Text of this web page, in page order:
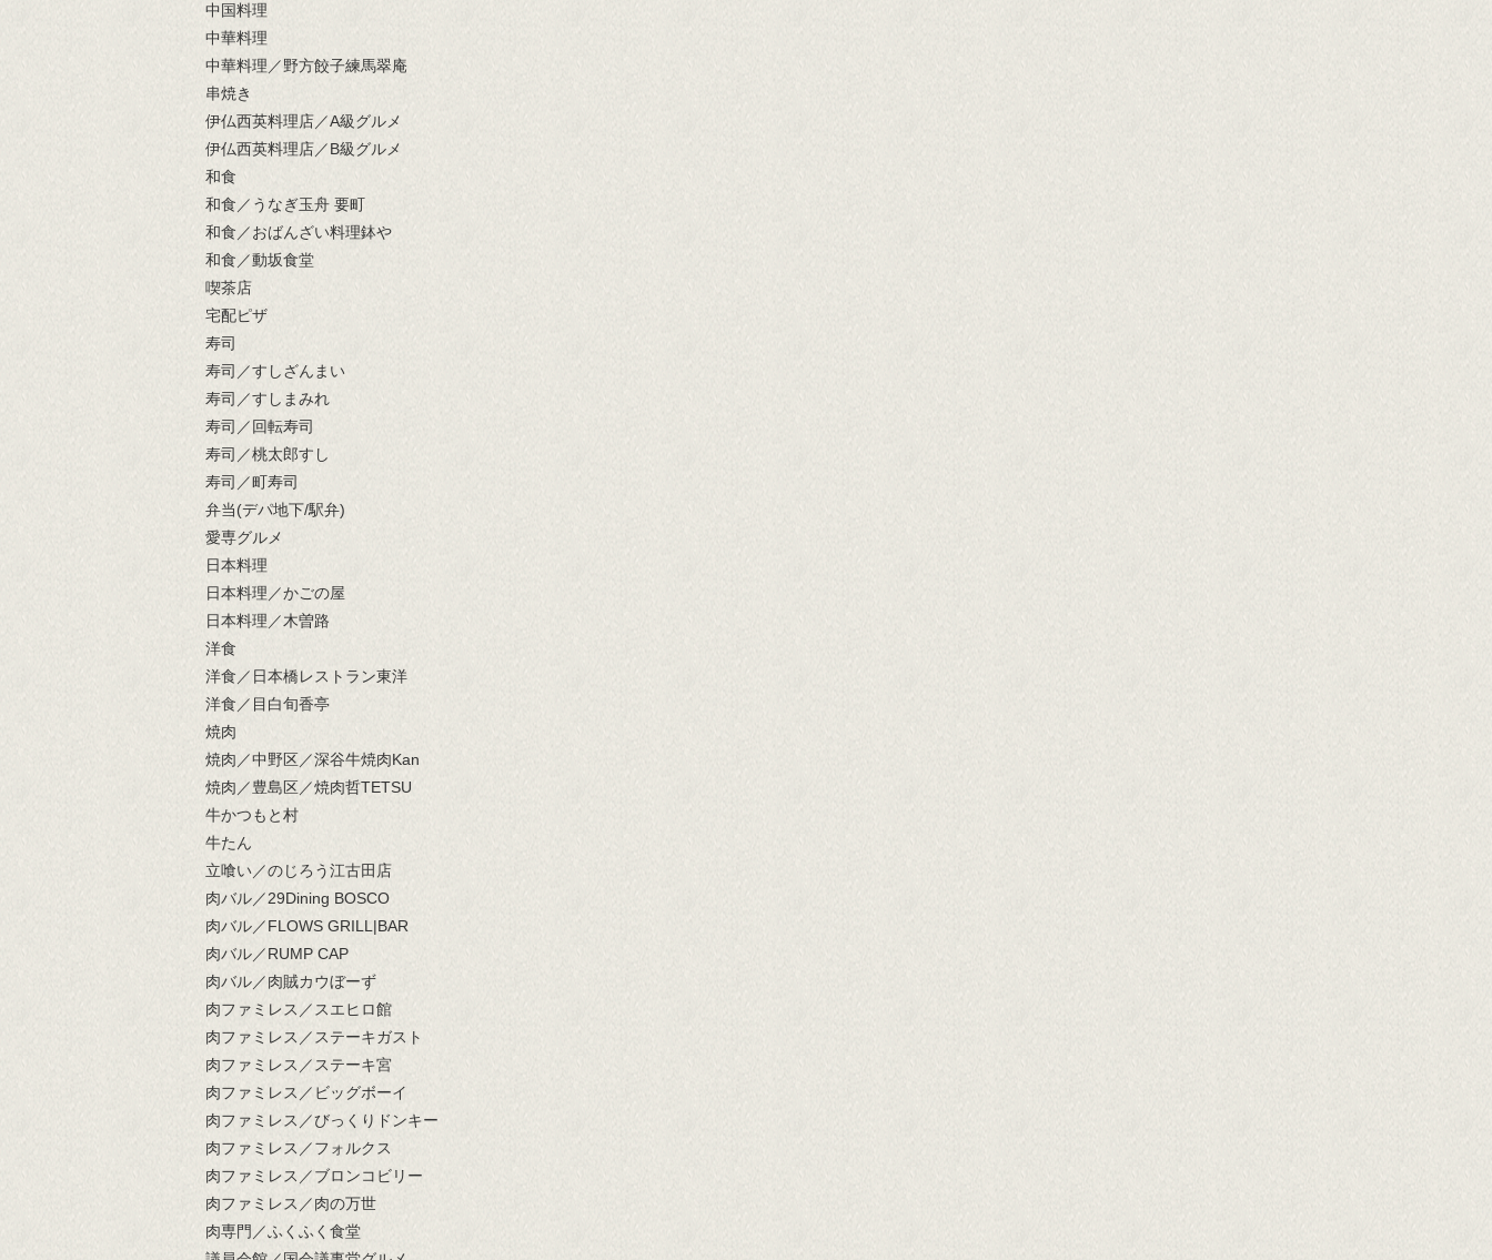
中国料理
中華料理
中華料理／野方餃子練馬翠庵
串焼き
伊仏西英料理店／A級グルメ
伊仏西英料理店／B級グルメ
和食
和食／うなぎ玉舟 要町
和食／おばんざい料理鉢や
和食／動坂食堂
喫茶店
宅配ピザ
寿司
寿司／すしざんまい
寿司／すしまみれ
寿司／回転寿司
寿司／桃太郎すし
寿司／町寿司
弁当(デパ地下/駅弁)
愛専グルメ
日本料理
日本料理／かごの屋
日本料理／木曽路
洋食
洋食／日本橋レストラン東洋
洋食／目白旬香亭
焼肉
焼肉／中野区／深谷牛焼肉Kan
焼肉／豊島区／焼肉哲TETSU
牛かつもと村
牛たん
立喰い／のじろう江古田店
肉バル／29Dining BOSCO
肉バル／FLOWS GRILL|BAR
肉バル／RUMP CAP
肉バル／肉賊カウぼーず
肉ファミレス／スエヒロ館
肉ファミレス／ステーキガスト
肉ファミレス／ステーキ宮
肉ファミレス／ビッグボーイ
肉ファミレス／びっくりドンキー
肉ファミレス／フォルクス
肉ファミレス／ブロンコビリー
肉ファミレス／肉の万世
肉専門／ふくふく食堂